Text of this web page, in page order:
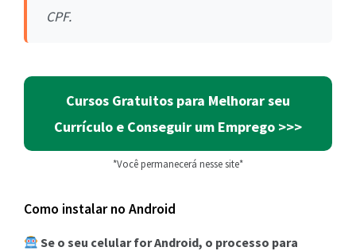
CPF.
Cursos Gratuitos para Melhorar seu
Currículo e Conseguir um Emprego >>>
*Você permanecerá nesse site*
Como instalar no Android
Se o seu celular for Android, o processo para